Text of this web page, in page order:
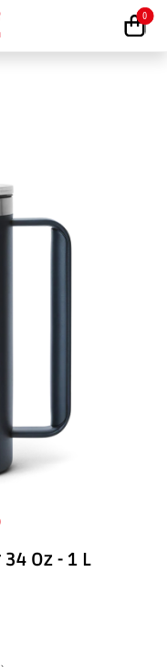
0
Oz - 1 L